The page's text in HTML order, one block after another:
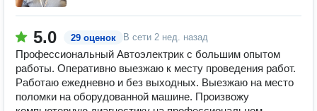
5.0 29 оценок В сети 2 нед. назад
Профессиональный Автоэлектрик с большим опытом
работы. Оперативно выезжаю к месту проведения работ.
Работаю ежедневно и без выходных. Выезжаю на место
поломки на оборудованной машине. Произвожу